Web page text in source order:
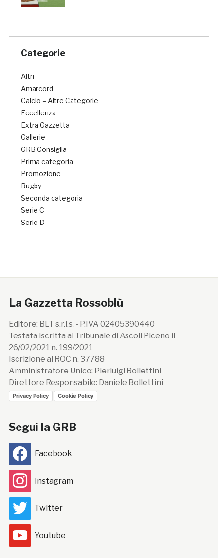
Categorie
Altri
Amarcord
Calcio – Altre Categorie
Eccellenza
Extra Gazzetta
Gallerie
GRB Consiglia
Prima categoria
Promozione
Rugby
Seconda categoria
Serie C
Serie D
La Gazzetta Rossoblù
Editore: BLT s.r.l.s. - P.IVA 02405390440
Testata iscritta al Tribunale di Ascoli Piceno il
26/02/2021 n. 199/2021
Iscrizione al ROC n. 37788
Amministratore Unico: Pierluigi Bollettini
Direttore Responsabile: Daniele Bollettini
Privacy Policy Cookie Policy
Segui la GRB
Facebook
Instagram
Twitter
Youtube